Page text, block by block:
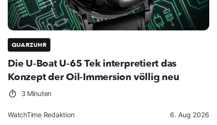
QUARZUHR
Die U-Boat U-65 Tek interpretiert das
Konzept der Oil-Immersion völlig neu
3 Minuten
WatchTime Redaktion 6. Aug 2026